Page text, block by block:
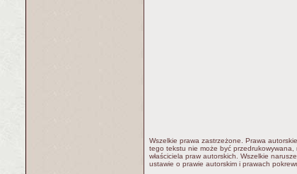
Wszelkie prawa zastrzeżone. Prawa
tego tekstu nie może być
właściciela praw autorskich. Wszelkie
ustawie o prawie autorskim i prawach